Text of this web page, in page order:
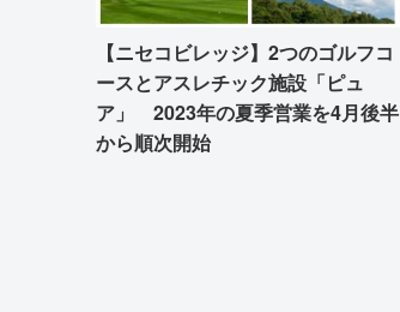
【ニセコビレッジ】2つのゴルフコ
ースとアスレチック施設「ピュ
ア」 2023年の夏季営業を4月後半
から順次開始